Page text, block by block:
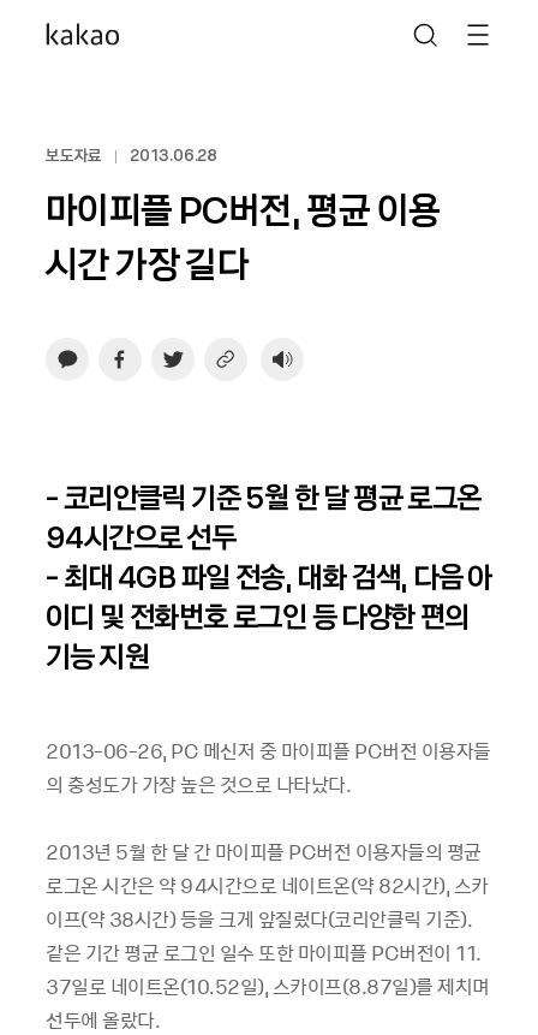
보도자료 2013.06.28
마이피플 PC버전, 평균 이용
시간 가장 길다
- 코리안클릭 기준 5월 한 달 평균 로그온
94시간으로 선두
- 최대 4GB 파일 전송, 대화 검색, 다음 아
이디 및 전화번호 로그인 등 다양한 편의
기능 지원
2013-06-26, PC 메신저 중 마이피플 PC버전 이용자들
의 충성도가 가장 높은 것으로 나타났다.
2013년 5월 한 달 간 마이피플 PC버전 이용자들의 평균
로그온 시간은 약 94시간으로 네이트온(약 82시간), 스카
이프(약 38시간) 등을 크게 앞질렀다(코리안클릭 기준).
같은 기간 평균 로그인 일수 또한 마이피플 PC버전이 11.
37일로 네이트온(10.52일), 스카이프(8.87일)를 제치며
선두에 올랐다.